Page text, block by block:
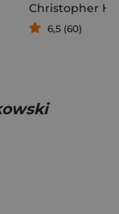
Paweł Świniarski
6,5 (60)